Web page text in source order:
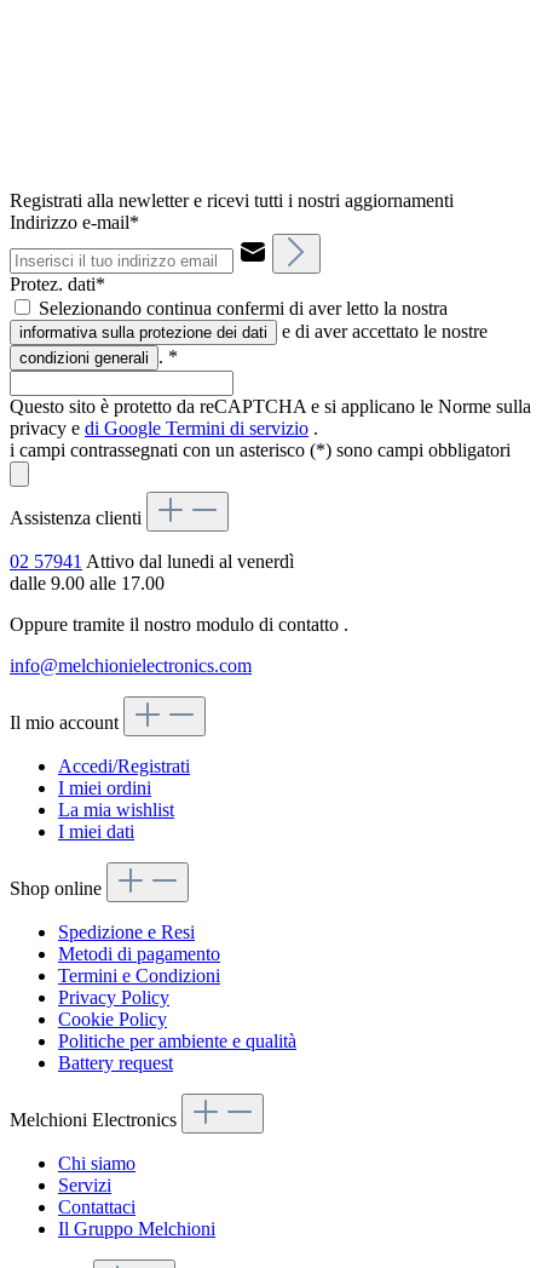
Registrati alla newletter e ricevi tutti i nostri aggiornamenti
Indirizzo e-mail*
Protez. dati*
Selezionando continua confermi di aver letto la nostra
informativa sulla protezione dei dati e di aver accettato le nostre
condizioni generali . *
Questo sito è protetto da reCAPTCHA e si applicano le Norme sulla
privacy e di Google Termini di servizio .
i campi contrassegnati con un asterisco (*) sono campi obbligatori
Assistenza clienti
02 57941 Attivo dal lunedi al venerdì
dalle 9.00 alle 17.00
Oppure tramite il nostro modulo di contatto .
info@melchionielectronics.com
Il mio account
Accedi/Registrati
I miei ordini
La mia wishlist
I miei dati
Shop online
Spedizione e Resi
Metodi di pagamento
Termini e Condizioni
Privacy Policy
Cookie Policy
Politiche per ambiente e qualità
Battery request
Melchioni Electronics
Chi siamo
Servizi
Contattaci
Il Gruppo Melchioni